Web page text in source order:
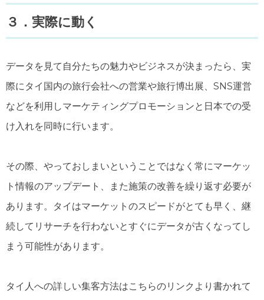
３．実際に動く
データを見て自分たちの魅力やビジネスが決まったら、実
際にタイ国内の旅行会社への営業や旅行博出展、SNS運営
などを利用しマーケティングプロモーションと日本での受
け入れを同時に行います。
その際、やっておしまいということではなく常にマーケッ
ト情報のアップデート、また施策の改善を繰り返す必要が
あります。タイはマーケットのスピードがとても早く、継
続してリサーチを行わないとすぐにデータが古くなってし
まう可能性があります。
タイ人への詳しい集客方法はこちらのリンクより書かれて